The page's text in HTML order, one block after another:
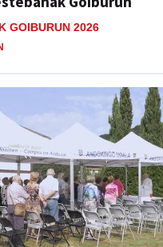
GOIBURUN 2026